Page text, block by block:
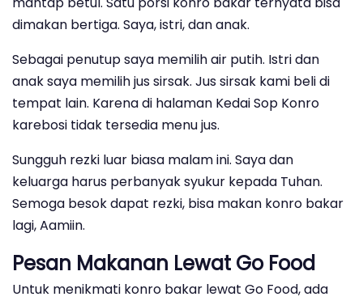
dimakan bertiga. Saya, istri, dan anak.
Sebagai penutup saya memilih air putih. Istri dan
anak saya memilih jus sirsak. Jus sirsak kami beli di
tempat lain. Karena di halaman Kedai Sop Konro
karebosi tidak tersedia menu jus.
Sungguh rezki luar biasa malam ini. Saya dan
keluarga harus perbanyak syukur kepada Tuhan.
Semoga besok dapat rezki, bisa makan konro bakar
lagi, Aamiin.
Pesan Makanan Lewat Go Food
Untuk menikmati konro bakar lewat Go Food, ada